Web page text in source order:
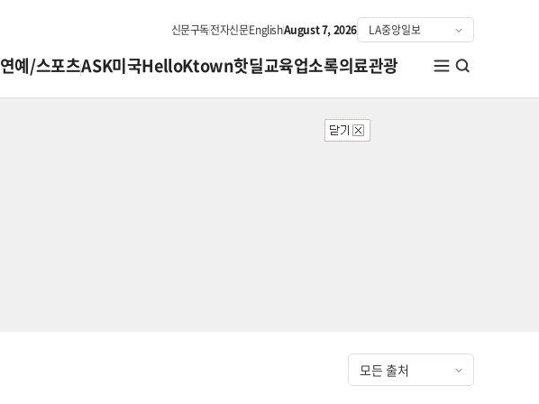
신문구독전자신문EnglishAugust 7, 2026
연예/스포츠ASK미국HelloKtown핫딜교육업소록의료관광